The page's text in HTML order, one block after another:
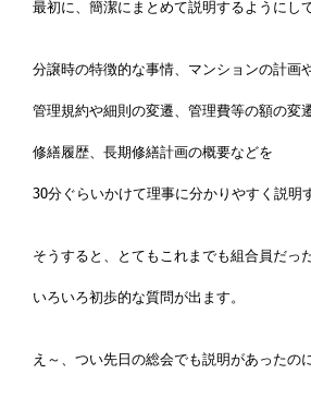
最初に、簡潔にまとめて説明するようにし
分譲時の特徴的な事情、マンションの計画
管理規約や細則の変遷、管理費等の額の変遷
修繕履歴、長期修繕計画の概要などを
30分ぐらいかけて理事に分かりやすく説明
そうすると、とてもこれまでも組合員だっ
いろいろ初歩的な質問が出ます。
え～、つい先日の総会でも説明があったの